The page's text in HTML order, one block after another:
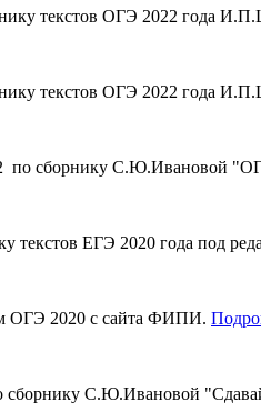
текстов ОГЭ 2022 года
текстов ОГЭ 2022 года
по сборнику С.Ю.Ивановой
текстов ЕГЭ 2020 года под
ОГЭ 2020 с сайта ФИПИ.
сборнику С.Ю.Ивановой